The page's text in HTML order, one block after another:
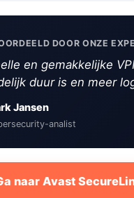
DOOR ONZE
en gemakkelijke
duur is en meer
Jansen
analist
naar Avast